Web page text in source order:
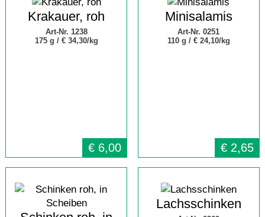
Krakauer, roh
Art-Nr. 1238
175 g / € 34,30/kg
€ 6,00
Minisalamis
Art-Nr. 0251
110 g / € 24,10/kg
€ 2,65
Lachsschinken